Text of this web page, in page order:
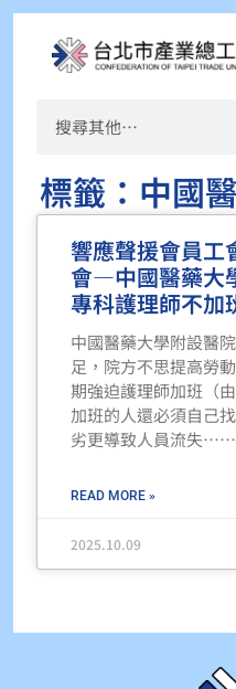
標籤：中國醫
響應聲援會員工
會—中國醫藥大
專科護理師不加
中國醫藥大學附設醫
足，院方不思提高勞
期強迫護理師加班（
加班的人還必須自己
劣更導致人員流失⋯⋯
READ MORE »
2025.10.09